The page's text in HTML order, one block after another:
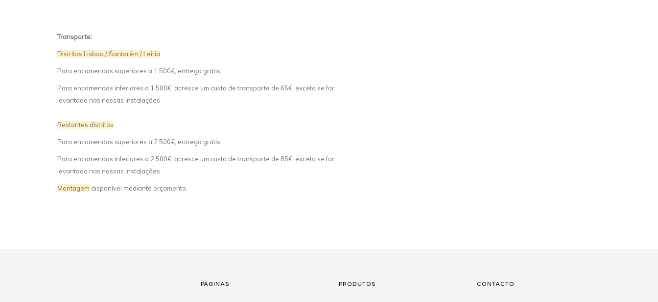
Transporte:
Distritos Lisboa / Santarém / Leiria
Para encomendas superiores a 1 500€, entrega grátis
Para encomendas inferiores a 1 500€, acresce um custo de transporte de 65€, exceto se for
levantado nas nossas instalações
Restantes distritos
Para encomendas superiores a 2 500€, entrega grátis
Para encomendas inferiores a 2 500€, acresce um custo de transporte de 85€, exceto se for
levantado nas nossas instalações
Montagem disponível mediante orçamento.
PÁGINAS PRODUTOS CONTACTO